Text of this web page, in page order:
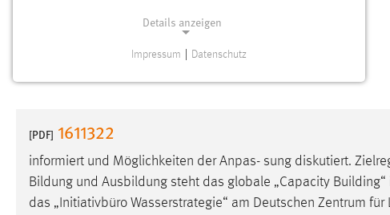
[PDF] 1611322
informiert und Möglichkeiten der Anpas- sung diskutiert.
Bildung und Ausbildung steht das globale „Capacity
das „Initiativbüro Wasserstrategie“ am Deutschen Zentrum für
Details anzeigen
Website erforderlich.
Einverständnis
Name: cookie_consent
Impressum Datenschutz